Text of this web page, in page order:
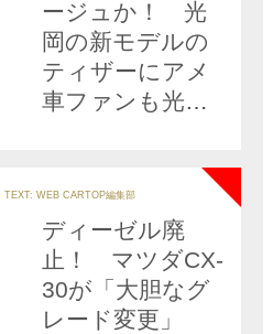
ージュか！ 光
岡の新モデルの
ティザーにアメ
車ファンも光岡
TEXT: WEB CARTOP編集部
ディーゼル廃
止！ マツダCX-
30が「大胆なグ
レード変更」